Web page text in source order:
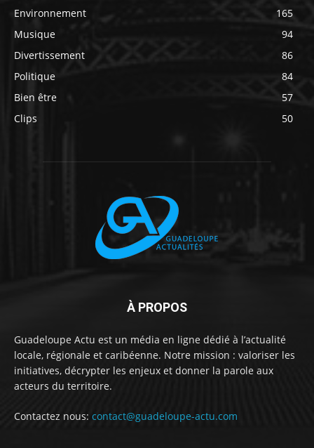
Environnement
165
Musique
94
Divertissement
86
Politique
84
Bien être
57
Clips
50
À PROPOS
Guadeloupe Actu est un média en ligne dédié à l’actualité
locale, régionale et caribéenne. Notre mission : valoriser les
initiatives, décrypter les enjeux et donner la parole aux
acteurs du territoire.
Contactez nous: contact@guadeloupe-actu.com